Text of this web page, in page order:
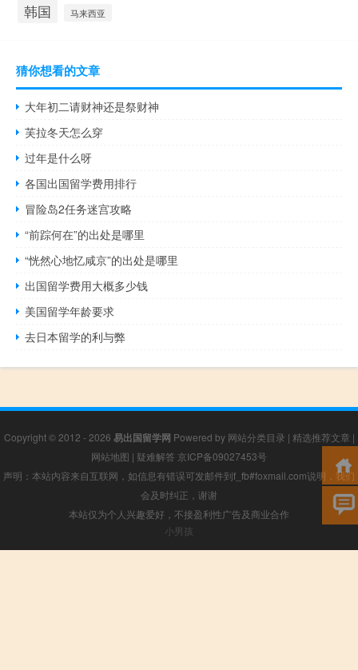
韩国 马来西亚
猜你想看的文章
大年初二请财神还是祭财神
芙拉冬天怎么穿
过年是什么呀
各国出国留学费用排行
冒险岛2任务迷宫攻略
“前踪何在”的出处是哪里
“恍然心地忆咸京”的出处是哪里
出国留学费用大概多少钱
美国留学年龄要求
去日本留学的利与弊
Copyright © 2012 - 2026 易出国留学网 Powered by 网站分类目录 | 精选推荐文章 |
网站地图 | 疑难解答 京ICP备09027453号
声明：本站内容来自互联网，如信息有错误可发邮件到f_fb#foxmail.com说明，我们
会及时纠正，谢谢
本站仅为个人兴趣爱好，不接盈利性广告及商业合作
小男孩